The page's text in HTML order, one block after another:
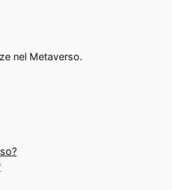
nel Metaverso.